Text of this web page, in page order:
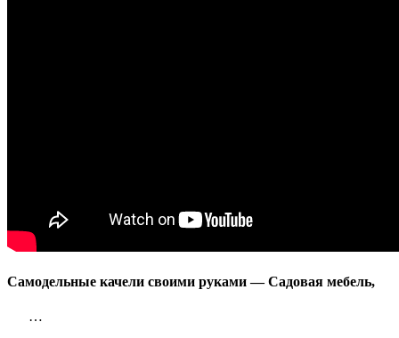
Самодельные качели своими руками — Садовая мебель,
…